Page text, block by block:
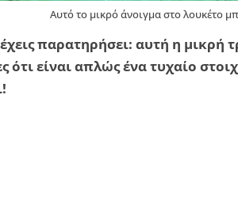
Αυτό το μικρό άνοιγμα στο λουκέτο
παρατηρήσει: αυτή η μικρή
ότι είναι απλώς ένα τυχαίο